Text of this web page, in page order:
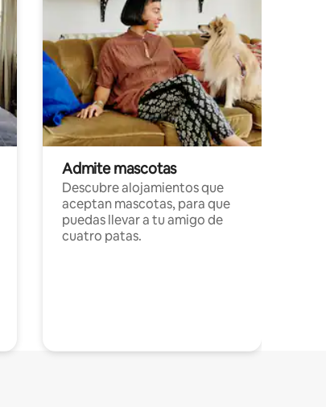
Admite mascotas
Descubre alojamientos que
aceptan mascotas, para que
puedas llevar a tu amigo de
cuatro patas.